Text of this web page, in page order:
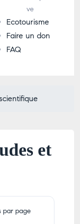
ve
Ecotourisme
Faire un don
FAQ
et
par page